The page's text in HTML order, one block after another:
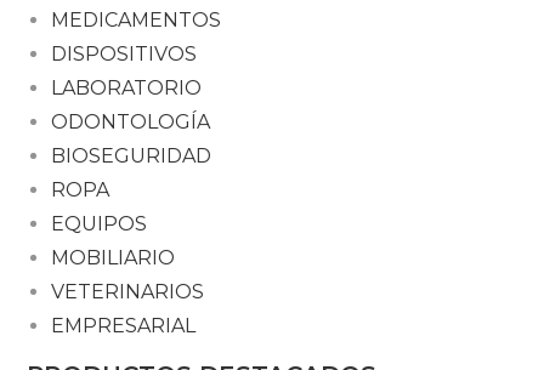
MEDICAMENTOS
DISPOSITIVOS
LABORATORIO
ODONTOLOGÍA
BIOSEGURIDAD
ROPA
EQUIPOS
MOBILIARIO
VETERINARIOS
EMPRESARIAL